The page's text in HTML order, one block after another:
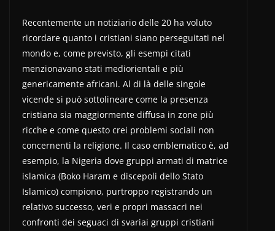
Recentemente un notiziario delle 20 ha voluto
ricordare quanto i cristiani siano perseguitati nel
mondo e, come previsto, gli esempi citati
menzionavano stati mediorientali e più
genericamente africani. Al di là delle singole
vicende si può sottolineare come la presenza
cristiana sia maggiormente diffusa in zone più
ricche e come questo crei problemi sociali non
concernenti la religione. Il caso emblematico è, ad
esempio, la Nigeria dove gruppi armati di matrice
islamica (Boko Haram e discepoli dello Stato
Islamico) compiono, purtroppo registrando un
relativo successo, veri e propri massacri nei
confronti dei seguaci di svariai gruppi cristiani